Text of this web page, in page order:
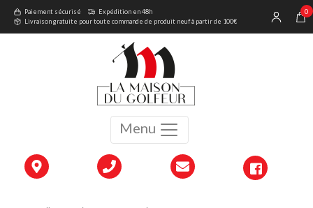
Menu
Paiement sécurisé
Expédition en 48h
Livraison gratuite pour toute commande de produit neuf à partir de 100€
0